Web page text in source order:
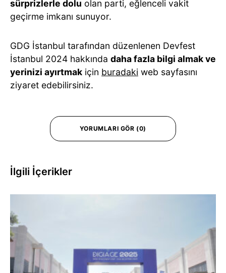
sürprizlerle dolu olan parti, eğlenceli vakit
geçirme imkanı sunuyor.
GDG İstanbul tarafından düzenlenen Devfest
İstanbul 2024 hakkında daha fazla bilgi almak ve
yerinizi ayırtmak için buradaki web sayfasını
ziyaret edebilirsiniz.
YORUMLARI GÖR (0)
İlgili İçerikler